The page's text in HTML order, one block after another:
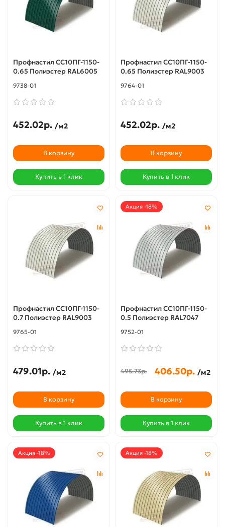
Профнастил СС10ПГ-1150-
0.65 Полиэстер RAL6005
9738-01
452.02р. /м2
В корзину
Купить в 1 клик
Профнастил СС10ПГ-1150-
0.65 Полиэстер RAL9003
9764-01
452.02р. /м2
В корзину
Купить в 1 клик
Профнастил СС10ПГ-1150-
0.7 Полиэстер RAL9003
9765-01
479.01р. /м2
В корзину
Купить в 1 клик
Акция -18%
Профнастил СС10ПГ-1150-
0.5 Полиэстер RAL7047
9752-01
495.73р. 406.50р. /м2
В корзину
Купить в 1 клик
Акция -18% Акция -18%